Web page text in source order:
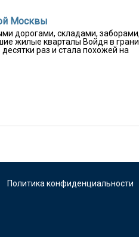
Москвы
дорогами, складами, заборами,
жилые кварталы Войдя в
раз и стала похожей на
Политика конфиденциальности